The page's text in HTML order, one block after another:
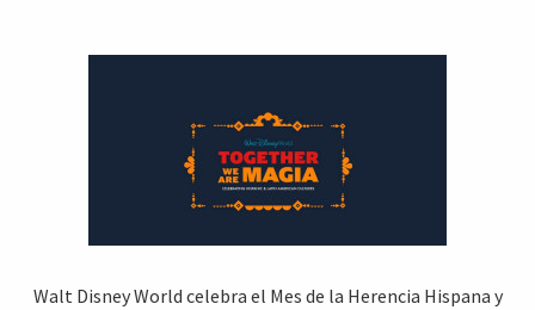
Walt Disney World celebra el Mes de la Herencia Hispana y